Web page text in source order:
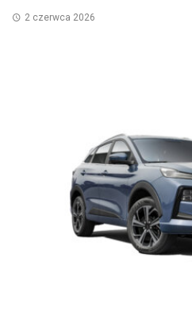
2 czerwca 2026